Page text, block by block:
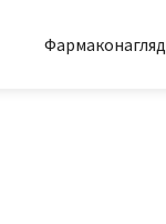
Фармаконагляд